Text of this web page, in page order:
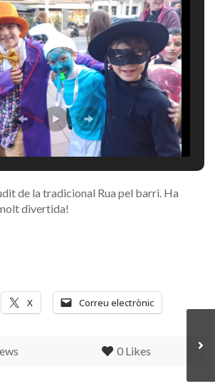
de la tradicional Rua pel barri. Ha
divertida!
X Correu electrònic
0 Likes